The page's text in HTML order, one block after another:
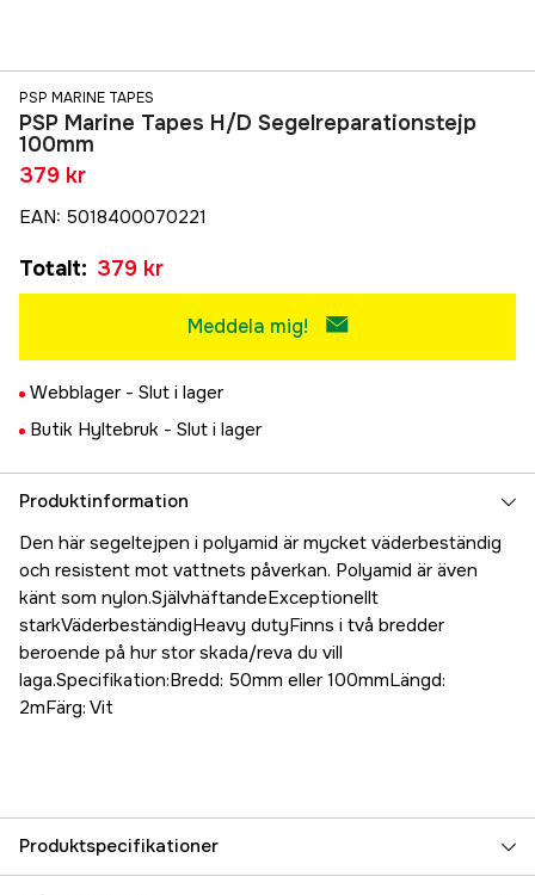
PSP MARINE TAPES
PSP Marine Tapes H/D Segelreparationstejp
100mm
379 kr
EAN: 5018400070221
Totalt: 379 kr
Meddela mig!
Webblager - Slut i lager
Butik Hyltebruk - Slut i lager
Produktinformation
Den här segeltejpen i polyamid är mycket väderbeständig
och resistent mot vattnets påverkan. Polyamid är även
känt som nylon.SjälvhäftandeExceptionellt
starkVäderbeständigHeavy dutyFinns i två bredder
beroende på hur stor skada/reva du vill
laga.Specifikation:Bredd: 50mm eller 100mmLängd:
2mFärg: Vit
Produktspecifikationer